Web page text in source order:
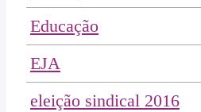
Educação
EJA
eleição sindical 2016